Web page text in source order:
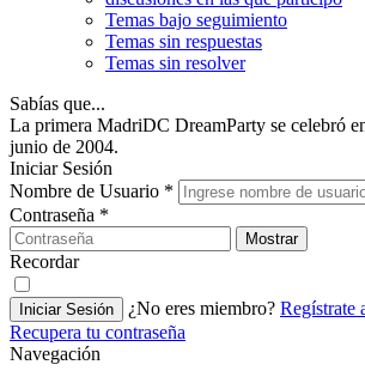
Temas bajo seguimiento
Temas sin respuestas
Temas sin resolver
Sabías que...
La primera MadriDC DreamParty se celebró
junio de 2004.
Iniciar Sesión
Nombre de Usuario *
Contraseña *
Mostrar
Recordar
Iniciar Sesión ¿No eres miembro? Regístrate
Recupera tu contraseña
Navegación